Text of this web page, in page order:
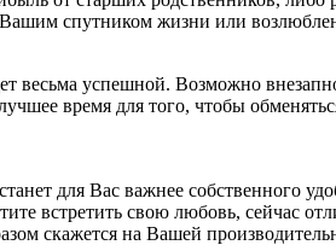
Вашим спутником жизни или
весьма успешной. Возможно
время для того, чтобы
для Вас важнее собственного
свою любовь, сейчас
скажется на Вашей